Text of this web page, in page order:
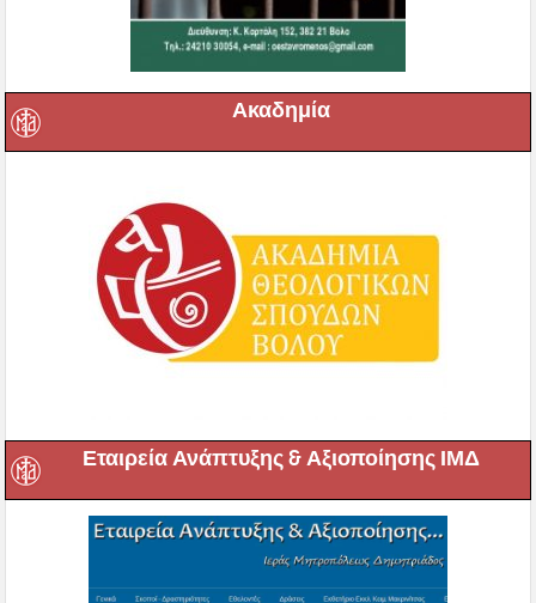
Ακαδημία
Εταιρεία Ανάπτυξης & Αξιοποίησης ΙΜΔ